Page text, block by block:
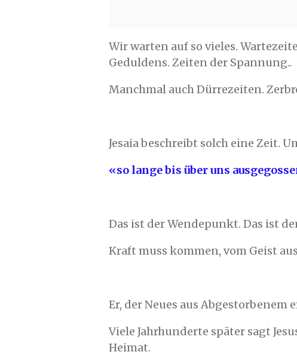
Wir warten auf so vieles.
Geduldens. Zeiten der Spannung..
Manchmal auch Dürrezeiten.
Jesaia beschreibt solch eine Zeit.
«so lange bis über uns
Das ist der Wendepunkt. Das ist
Kraft muss kommen, vom Geist
Er, der Neues aus
Viele Jahrhunderte später sagt
Heimat.